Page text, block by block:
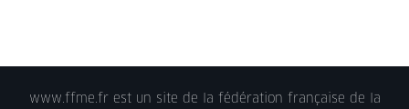
www.ffme.fr est un site de la fédération française de la